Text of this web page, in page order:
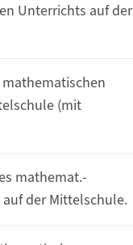
Unterrichts auf der
(mit
mathemat.-
der Mittelschule.